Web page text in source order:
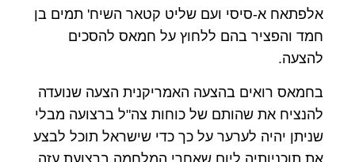
אלפתאח א-סיסי ועם שליט קטאר השיח' תמים בן
חמד והפציר בהם ללחוץ על חמאס להסכים
להצעה.
בחמאס רואים בהצעה האמריקנית הצעה שנועדה
להנציח את שהותם של כוחות צה"ל ברצועה מבלי
שניתן יהיה לערער על כך כדי שישראל תוכל לבצע
את תוכניותיה ליום שאחרי המלחמה ברצועת עזה.